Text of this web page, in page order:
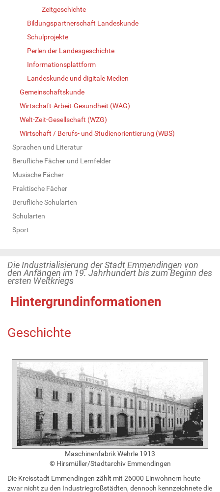
Zeitgeschichte
Bildungspartnerschaft Landeskunde
Schulprojekte
Perlen der Landesgeschichte
Informationsplattform
Landeskunde und digitale Medien
Gemeinschaftskunde
Wirtschaft-Arbeit-Gesundheit (WAG)
Welt-Zeit-Gesellschaft (WZG)
Wirtschaft / Berufs- und Studienorientierung (WBS)
Sprachen und Literatur
Berufliche Fächer und Lernfelder
Musische Fächer
Praktische Fächer
Berufliche Schularten
Schularten
Sport
Die Industrialisierung der Stadt Emmendingen von
den Anfängen im 19. Jahrhundert bis zum Beginn des
ersten Weltkriegs
Hintergrundinformationen
Geschichte
Maschinenfabrik Wehrle 1913
© Hirsmüller/Stadtarchiv Emmendingen
Die Kreisstadt Emmendingen zählt mit 26000 Einwohnern heute
zwar nicht zu den Industriegroßstädten, dennoch kennzeichnete die